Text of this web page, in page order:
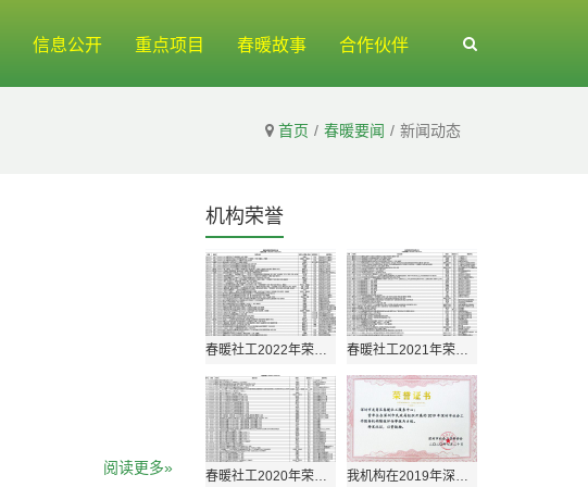
信息公开 重点项目 春暖故事 合作伙伴
首页 春暖要闻 新闻动态
阅读更多»
机构荣誉
春暖社工2022年荣誉获奖情况 春暖社工2021年荣誉获奖情况
春暖社工2020年荣誉获奖情况 我机构在2019年深圳市社会工作服务机构绩效评估中荣获“A类”等级！